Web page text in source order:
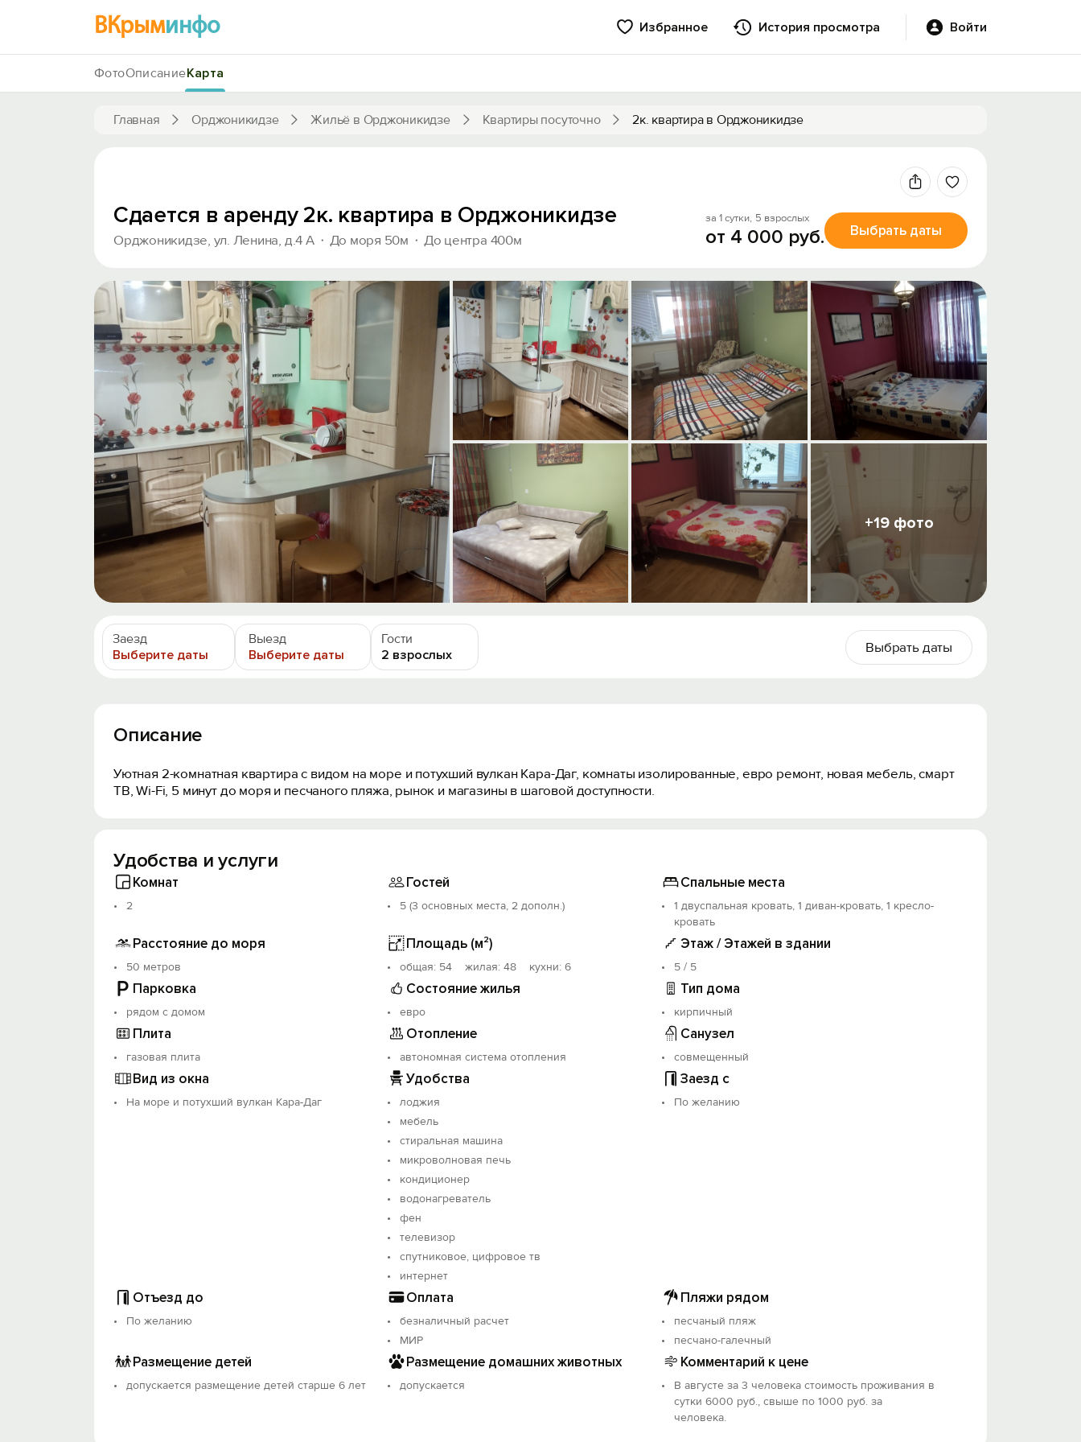
ВКрыминфо Избранное История просмотра Войти
Главная Орджоникидзе Жильё в Орджоникидзе Квартиры посуточно 2к. квартира в Орджоникидзе
ФотоОписаниеКарта
+19 фото
Сдается в аренду 2к. квартира в Орджоникидзе
Орджоникидзе, ул. Ленина, д.4 А До моря 50м До центра 400м
за 1 сутки, 5 взрослых
от 4 000 руб. Выбрать даты
Заезд
Выберите даты
Выезд
Выберите даты
Гости
2 взрослых
Выбрать даты
Описание
Уютная 2-комнатная квартира с видом на море и потухший вулкан Кара-Даг, комнаты изолированные, евро ремонт, новая мебель, смарт
ТВ, Wi-Fi, 5 минут до моря и песчаного пляжа, рынок и магазины в шаговой доступности.
Удобства и услуги
Комнат
2
Гостей
5 (3 основных места, 2 дополн.)
Спальные места
1 двуспальная кровать, 1 диван-кровать, 1 кресло-
кровать
Расстояние до моря
50 метров
Площадь (м²)
oбщая: 54 жилая: 48 кухни: 6
Этаж / Этажей в здании
5 / 5
Парковка
рядом с домом
Состояние жилья
евро
Тип дома
кирпичный
Плита
газовая плита
Отопление
автономная система отопления
Санузел
совмещенный
Вид из окна
На море и потухший вулкан Кара-Даг
Удобства
лоджия
мебель
стиральная машина
микроволновая печь
кондиционер
водонагреватель
фен
телевизор
спутниковое, цифровое тв
интернет
Заезд с
По желанию
Отъезд до
По желанию
Оплата
безналичный расчет
МИР
Пляжи рядом
песчаный пляж
песчано-галечный
Размещение детей
допускается размещение детей старше 6 лет
Размещение домашних животных
допускается
Комментарий к цене
В августе за 3 человека стоимость проживания в
сутки 6000 руб., свыше по 1000 руб. за
человека.